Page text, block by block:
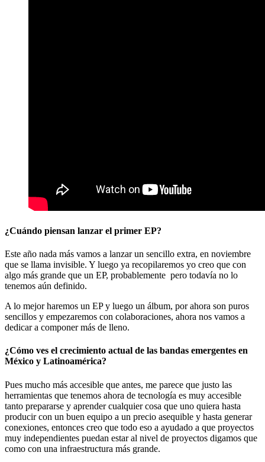
¿Cuándo piensan lanzar el primer EP?
Este año nada más vamos a lanzar un sencillo extra, en noviembre
que se llama invisible. Y luego ya recopilaremos yo creo que con
algo más grande que un EP, probablemente pero todavía no lo
tenemos aún definido.
A lo mejor haremos un EP y luego un álbum, por ahora son puros
sencillos y empezaremos con colaboraciones, ahora nos vamos a
dedicar a componer más de lleno.
¿Cómo ves el crecimiento actual de las bandas emergentes en
México y Latinoamérica?
Pues mucho más accesible que antes, me parece que justo las
herramientas que tenemos ahora de tecnología es muy accesible
tanto prepararse y aprender cualquier cosa que uno quiera hasta
producir con un buen equipo a un precio asequible y hasta generar
conexiones, entonces creo que todo eso a ayudado a que proyectos
muy independientes puedan estar al nivel de proyectos digamos que
como con una infraestructura más grande.